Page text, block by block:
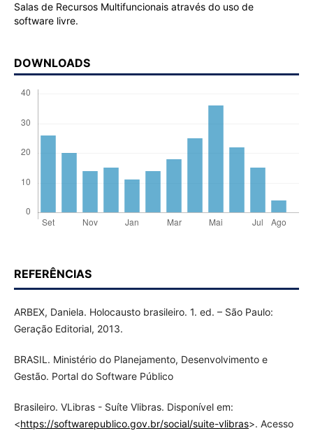
Salas de Recursos Multifuncionais através do uso de
software livre.
DOWNLOADS
REFERÊNCIAS
ARBEX, Daniela. Holocausto brasileiro. 1. ed. – São Paulo:
Geração Editorial, 2013.
BRASIL. Ministério do Planejamento, Desenvolvimento e
Gestão. Portal do Software Público
Brasileiro. VLibras - Suíte Vlibras. Disponível em:
<https://softwarepublico.gov.br/social/suite-vlibras>. Acesso